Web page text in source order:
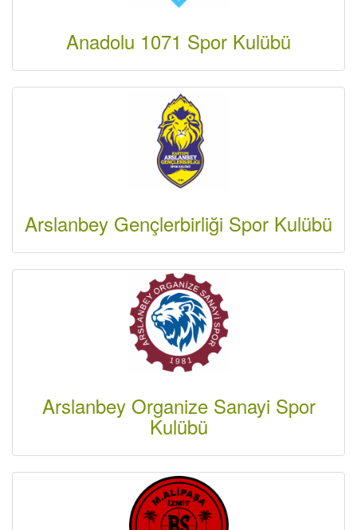
Anadolu 1071 Spor Kulübü
Arslanbey Gençlerbirliği Spor Kulübü
Arslanbey Organize Sanayi Spor
Kulübü